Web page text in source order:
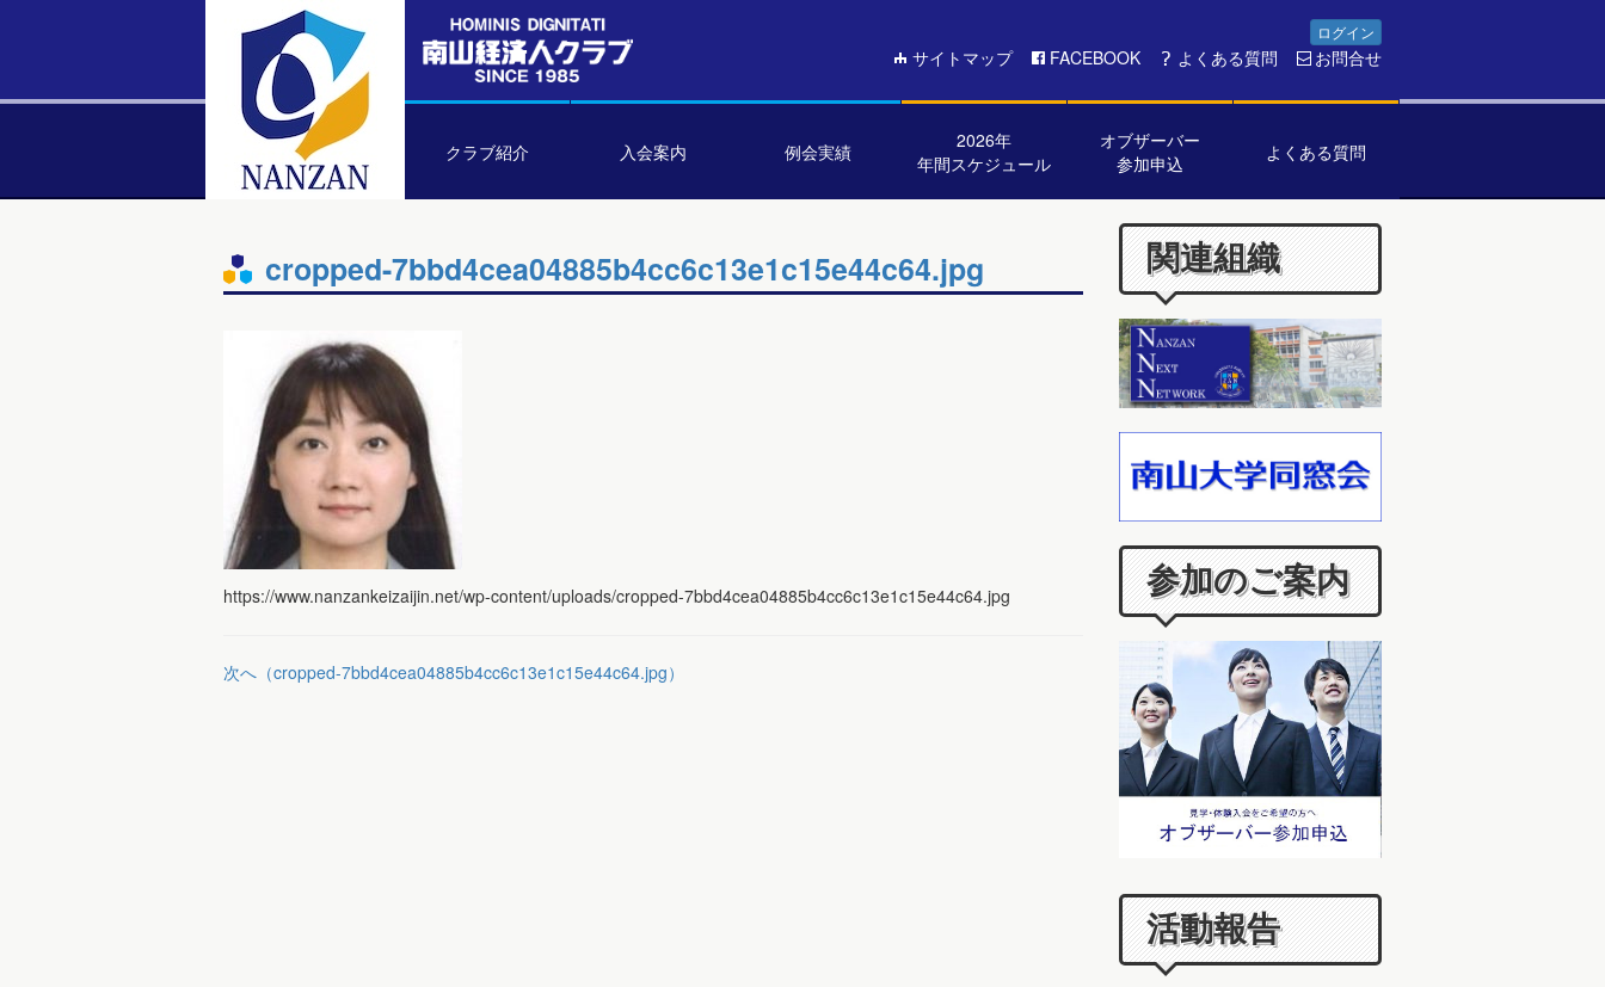
ログイン
サイトマップ FACEBOOK よくある質問 お問合せ
クラブ紹介 入会案内 例会実績
2026年
年間スケジュール
オブザーバー
参加申込
よくある質問
cropped-7bbd4cea04885b4cc6c13e1c15e44c64.jpg
https://www.nanzankeizaijin.net/wp-content/uploads/cropped-7bbd4cea04885b4cc6c13e1c15e44c64.jpg
次へ（cropped-7bbd4cea04885b4cc6c13e1c15e44c64.jpg）
関連組織
参加のご案内
活動報告